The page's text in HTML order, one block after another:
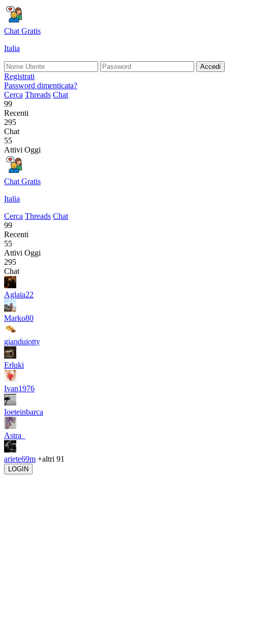
Chat Gratis
Italia
Accedi
Registrati
Password dimenticata?
Cerca Threads Chat
99
Recenti
295
Chat
55
Attivi Oggi
Chat Gratis
Italia
Cerca Threads Chat
99
Recenti
55
Attivi Oggi
295
Chat
Aglaia22
Marko80
gianduiotty
Erluki
Ivan1976
Ioeteinbarca
Astra_
ariete69m +altri 91
LOGIN